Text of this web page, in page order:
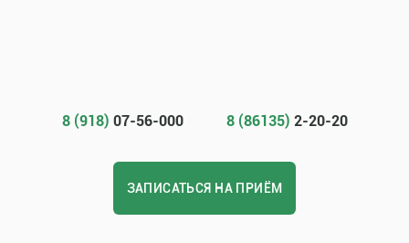
8 (918) 07-56-000 8 (86135) 2-20-20
ЗАПИСАТЬСЯ НА ПРИЁМ